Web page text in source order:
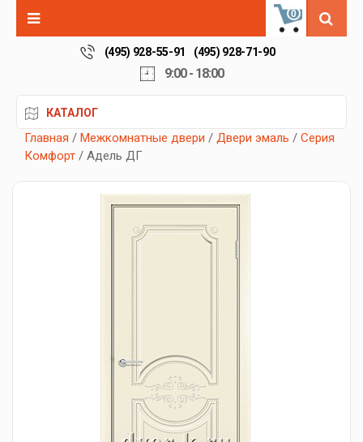
0
(495) 928-55-91 (495) 928-71-90
9:00 - 18:00
КАТАЛОГ
Главная / Межкомнатные двери / Двери эмаль / Серия
Комфорт / Адель ДГ